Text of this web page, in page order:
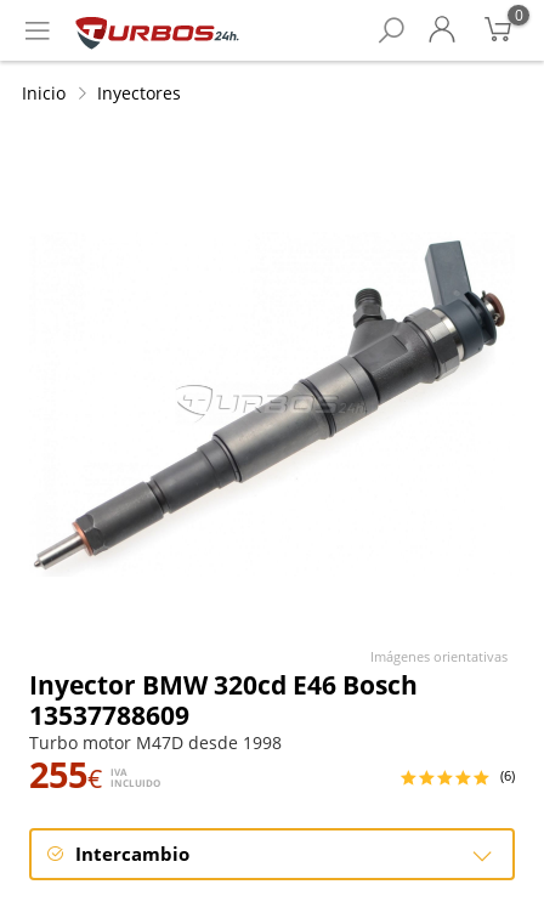
0
Inicio Inyectores
Inyector BMW 320cd E46 Bosch
13537788609
Turbo motor M47D desde 1998
255€
IVA
INCLUIDO
(6)
Intercambio
Imágenes orientativas